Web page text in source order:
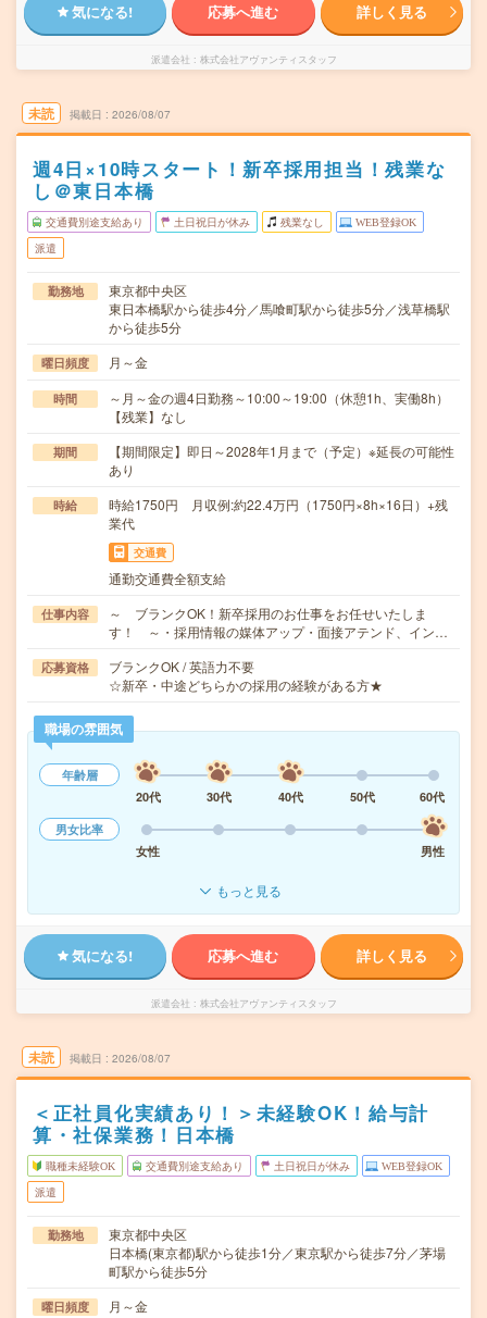
気になる! 応募へ進む 詳しく見る
派遣会社 株式会社アヴァンティスタッフ
未読 掲載日 2026/08/07
週4日×10時スタート！新卒採用担当！残業な
し＠東日本橋
交通費別途支給あり 土日祝日が休み 残業なし WEB登録OK
派遣
勤務地
東京都中央区
東日本橋駅から徒歩4分／馬喰町駅から徒歩5分／浅草橋駅
から徒歩5分
曜日頻度 月～金
時間
～月～金の週4日勤務～10:00～19:00（休憩1h、実働8h）
【残業】なし
期間
【期間限定】即日～2028年1月まで（予定）※延長の可能性
あり
時給
時給1750円 月収例:約22.4万円（1750円×8h×16日）+残
業代
交通費
通勤交通費全額支給
仕事内容
～ ブランクOK！新卒採用のお仕事をお任せいたしま
す！ ～・採用情報の媒体アップ・面接アテンド、イン…
応募資格
ブランクOK / 英語力不要
☆新卒・中途どちらかの採用の経験がある方★
職場の雰囲気
年齢層
20代
30代 40代 50代
60代
男女比率
女性
男性
もっと見る
気になる! 応募へ進む 詳しく見る
派遣会社 株式会社アヴァンティスタッフ
未読 掲載日 2026/08/07
＜正社員化実績あり！＞未経験OK！給与計
算・社保業務！日本橋
職種未経験OK 交通費別途支給あり 土日祝日が休み WEB登録OK
派遣
勤務地
東京都中央区
日本橋(東京都)駅から徒歩1分／東京駅から徒歩7分／茅場
町駅から徒歩5分
曜日頻度 月～金